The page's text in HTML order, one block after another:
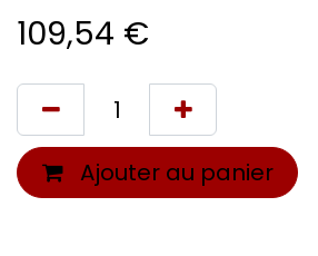
109,54 €
Ajouter au panier